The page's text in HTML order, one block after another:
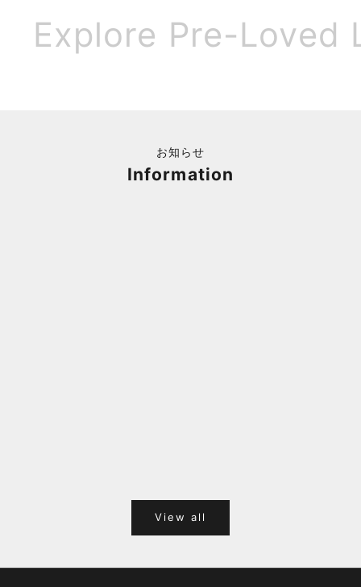
Explore Pre-Loved
お知らせ
Information
View all